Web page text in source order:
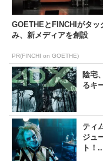
GOETHEとFINCHIがタッ
み、新メディアを創設
PR(FINCHI on GOETHE)
陰宅
るキ
ティ
ジュ
ト！